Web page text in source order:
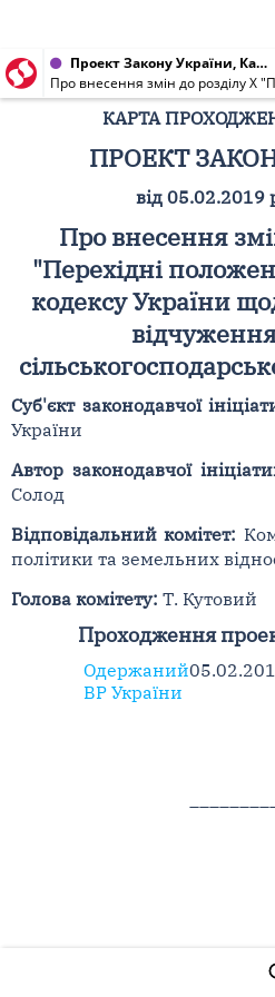
Проект Закону України, Карта проходження проекту від 05.02.2019 № 10001